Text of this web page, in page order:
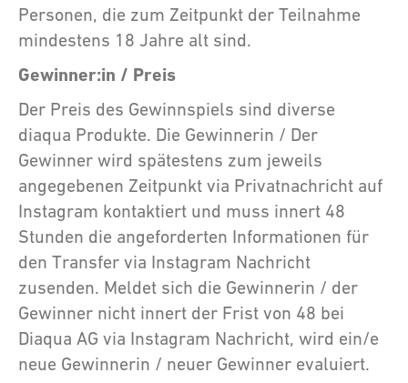
Personen, die zum Zeitpunkt der Teilnahme
mindestens 18 Jahre alt sind.
Gewinner:in / Preis
Der Preis des Gewinnspiels sind diverse
diaqua Produkte. Die Gewinnerin / Der
Gewinner wird spätestens zum jeweils
angegebenen Zeitpunkt via Privatnachricht auf
Instagram kontaktiert und muss innert 48
Stunden die angeforderten Informationen für
den Transfer via Instagram Nachricht
zusenden. Meldet sich die Gewinnerin / der
Gewinner nicht innert der Frist von 48 bei
Diaqua AG via Instagram Nachricht, wird ein/e
neue Gewinnerin / neuer Gewinner evaluiert.